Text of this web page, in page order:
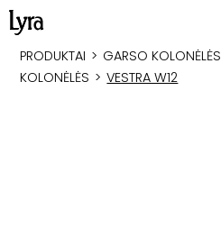
PRODUKTAI > GARSO KOLONĖLĖS
KOLONĖLĖS > VESTRA W12